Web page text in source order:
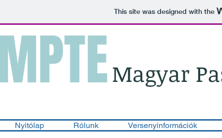
This site was designed with the
Magyar
Nyitólap Rólunk Versenyinformációk